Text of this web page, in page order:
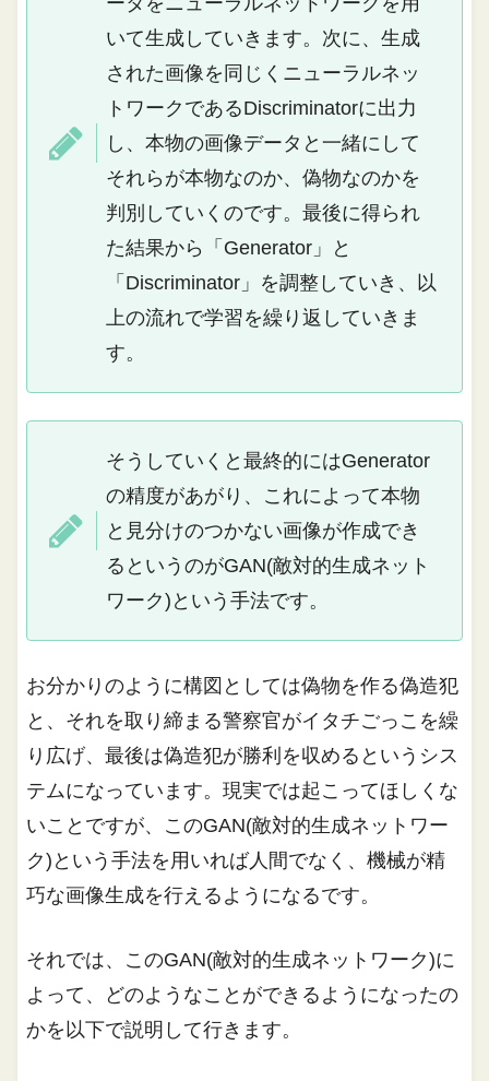
いて生成していきます。次に、生成
された画像を同じくニューラルネッ
トワークであるDiscriminatorに出力
し、本物の画像データと一緒にして
それらが本物なのか、偽物なのかを
判別していくのです。最後に得られ
た結果から「Generator」と
「Discriminator」を調整していき、以
上の流れで学習を繰り返していきま
す。
そうしていくと最終的にはGenerator
の精度があがり、これによって本物
と見分けのつかない画像が作成でき
るというのがGAN(敵対的生成ネット
ワーク)という手法です。
お分かりのように構図としては偽物を作る偽造犯
と、それを取り締まる警察官がイタチごっこを繰
り広げ、最後は偽造犯が勝利を収めるというシス
テムになっています。現実では起こってほしくな
いことですが、このGAN(敵対的生成ネットワー
ク)という手法を用いれば人間でなく、機械が精
巧な画像生成を行えるようになるです。
それでは、このGAN(敵対的生成ネットワーク)に
よって、どのようなことができるようになったの
かを以下で説明して行きます。